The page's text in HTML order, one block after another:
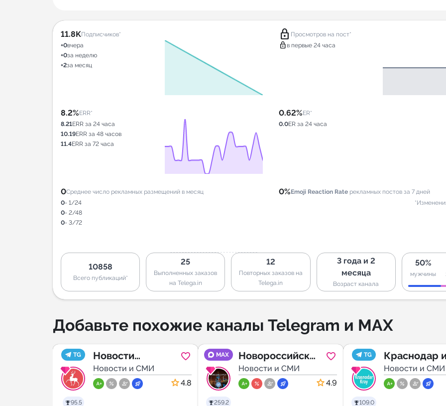
11.8KПодписчиков*
+0вчера
+0за неделю
+2за месяц
lock Просмотров на пост*
lock в первые 24 часа
8.2%ERR*
8.21ERR за 24 часа
10.19ERR за 48 часов
11.4ERR за 72 часа
0.62%ER*
0.0ER за 24 часа
0Среднее число рекламных размещений в месяц
0- 1/24
0- 2/48
0- 3/72
0%Emoji Reaction Rate рекламных постов за 7 дней
10858
Всего публикаций*
25
Выполненных заказов
на Telega.in
12
Повторных заказов на
Telega.in
3 года и 2
месяца
Возраст канала
50%
мужчины
Добавьте похожие каналы Telegram и MAX
TG
95.5
Новости
Нижегородской
области
Новости и СМИ
4.8
MAX
259.2
Новороссийск
LIFE
Новости и СМИ
4.9
TG
109.0
Краснодар и
край
Новости и СМИ